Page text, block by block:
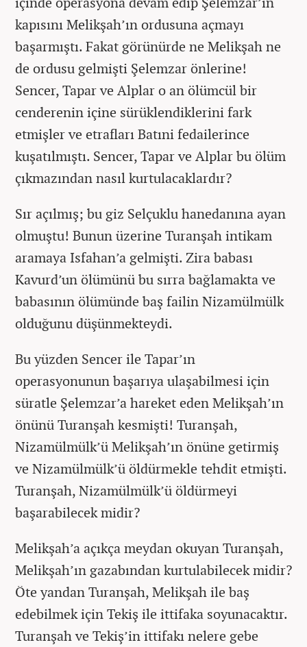
kapısını Melikşah’ın ordusuna açmayı
başarmıştı. Fakat görünürde ne Melikşah ne
de ordusu gelmişti Şelemzar önlerine!
Sencer, Tapar ve Alplar o an ölümcül bir
cenderenin içine sürüklendiklerini fark
etmişler ve etrafları Batıni fedailerince
kuşatılmıştı. Sencer, Tapar ve Alplar bu ölüm
çıkmazından nasıl kurtulacaklardır?
Sır açılmış; bu giz Selçuklu hanedanına ayan
olmuştu! Bunun üzerine Turanşah intikam
aramaya Isfahan’a gelmişti. Zira babası
Kavurd’un ölümünü bu sırra bağlamakta ve
babasının ölümünde baş failin Nizamülmülk
olduğunu düşünmekteydi.
Bu yüzden Sencer ile Tapar’ın
operasyonunun başarıya ulaşabilmesi için
süratle Şelemzar’a hareket eden Melikşah’ın
önünü Turanşah kesmişti! Turanşah,
Nizamülmülk’ü Melikşah’ın önüne getirmiş
ve Nizamülmülk’ü öldürmekle tehdit etmişti.
Turanşah, Nizamülmülk’ü öldürmeyi
başarabilecek midir?
Melikşah’a açıkça meydan okuyan Turanşah,
Melikşah’ın gazabından kurtulabilecek midir?
Öte yandan Turanşah, Melikşah ile baş
edebilmek için Tekiş ile ittifaka soyunacaktır.
Turanşah ve Tekiş’in ittifakı nelere gebe